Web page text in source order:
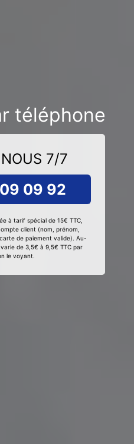
téléphone
7/7
09 92
à tarif spécial de 15€ TTC,
client (nom, prénom,
de paiement valide). Au-
de 3,5€ à 9,5€ TTC par
le voyant.